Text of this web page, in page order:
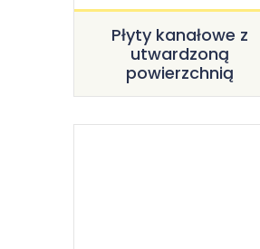
Płyty kanałowe z
utwardzoną
powierzchnią